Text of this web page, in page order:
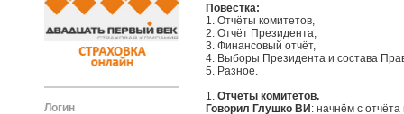
Логин
Повестка:
1. Отчёты комитетов,
2. Отчёт Президента,
3. Финансовый отчёт,
4. Выборы Президента и состава
5. Разное.
1. Отчёты комитетов.
Говорил Глушко ВИ : начнём с